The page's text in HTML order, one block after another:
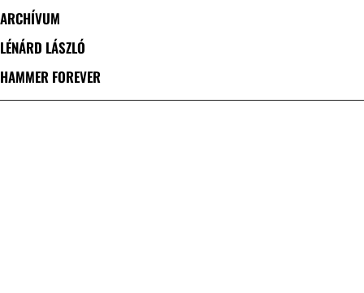
ARCHÍVUM
LÉNÁRD LÁSZLÓ
HAMMER FOREVER